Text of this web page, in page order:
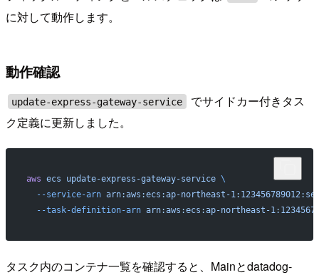
に対して動作します。
動作確認
update-express-gateway-service
でサイドカー付きタス
ク定義に更新しました。
aws ecs update-express-gateway-service \
  --service-arn
arn:aws:ecs:ap-northeast-
  --task-definition-arn
arn:aws:ecs:ap-northeast-
タスク内のコンテナ一覧を確認すると、Mainとdatadog-